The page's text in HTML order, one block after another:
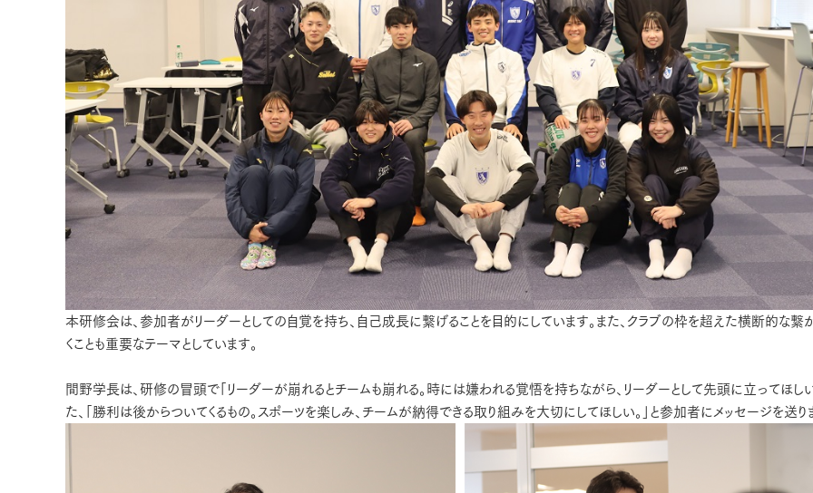
本研修会は、参加者がリーダーとしての自覚を持ち、自己成長に繋げることを目的にしています。また、クラブの枠を超えた横断的な繋
くことも重要なテーマとしています。
間野学長は、研修の冒頭で「リーダーが崩れるとチームも崩れる。時には嫌われる覚悟を持ちながら、リーダーとして先頭に立ってほしい
た、「勝利は後からついてくるもの。スポーツを楽しみ、チームが納得できる取り組みを大切にしてほしい。」と参加者にメッセージを送り